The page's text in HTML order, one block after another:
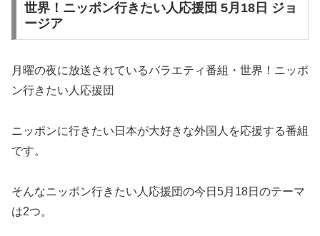
世界！ニッポン行きたい人応援団 5月18日 ジョ
ージア
月曜の夜に放送されているバラエティ番組・世界！ニッポ
ン行きたい人応援団
ニッポンに行きたい日本が大好きな外国人を応援する番組
です。
そんなニッポン行きたい人応援団の今日5月18日のテーマ
は2つ。